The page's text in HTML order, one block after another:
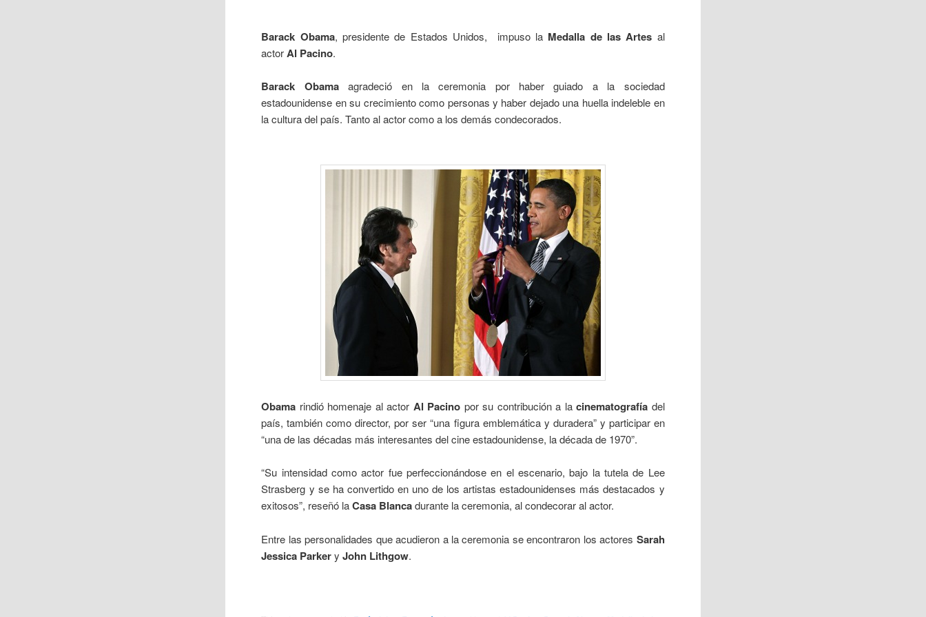
Barack Obama, presidente de Estados Unidos, impuso la Medalla de las Artes al
actor Al Pacino.
Barack Obamaagradeció en la ceremonia por haber guiado a la sociedad
estadounidense en su crecimiento como personas y haber dejado una huella indeleble en
la cultura del país. Tanto al actor como a los demás condecorados.
Obama rindió homenaje al actor Al Pacino por su contribución a lacinematografía del
país, también como director, por ser “una figura emblemática y duradera” y participar en
“una de las décadas más interesantes del cine estadounidense, la década de 1970”.
“Su intensidad como actor fue perfeccionándose en el escenario, bajo la tutela de Lee
Strasberg y se ha convertido en uno de los artistas estadounidenses más destacados y
exitosos”, reseñó laCasa Blancadurante la ceremonia, al condecorar al actor.
Entre las personalidades que acudieron a la ceremonia se encontraron los actores Sarah
Jessica ParkeryJohn Lithgow.